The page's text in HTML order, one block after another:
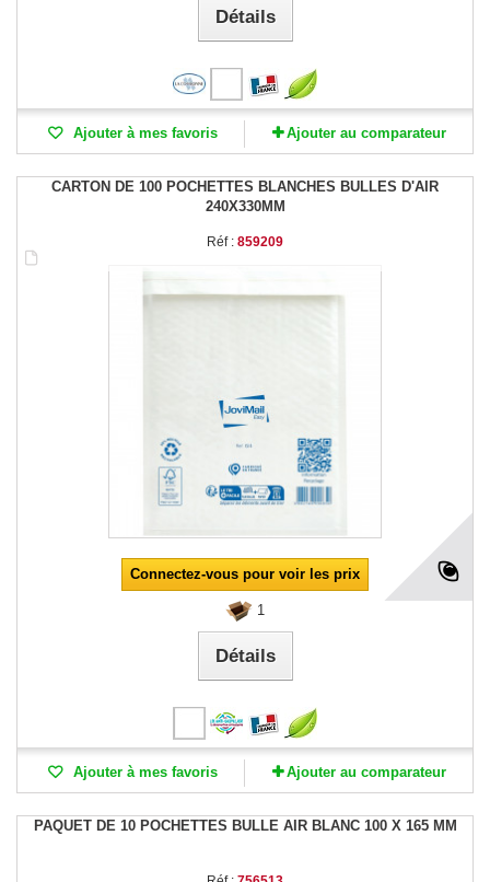
Détails
Ajouter à mes favoris Ajouter au comparateur
CARTON DE 100 POCHETTES BLANCHES BULLES D'AIR
240X330MM
Réf : 859209
Connectez-vous pour voir les prix
1
Détails
Ajouter à mes favoris Ajouter au comparateur
PAQUET DE 10 POCHETTES BULLE AIR BLANC 100 X 165 MM